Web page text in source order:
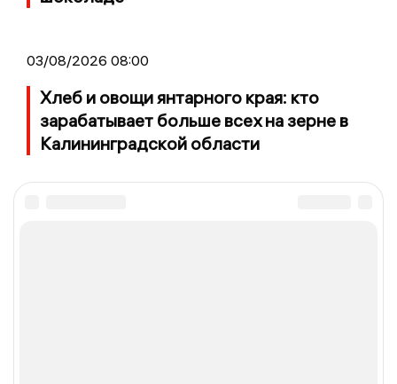
03/08/2026 08:00
Хлеб и овощи янтарного края: кто
зарабатывает больше всех на зерне в
Калининградской области